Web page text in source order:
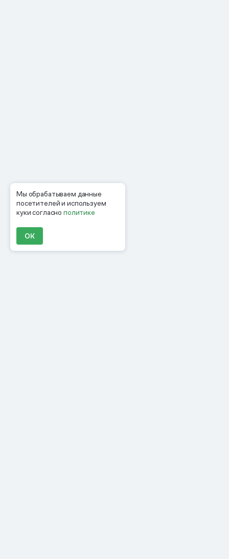
Мы обрабатываем данные
посетителей и используем
куки согласнополитике
ОК